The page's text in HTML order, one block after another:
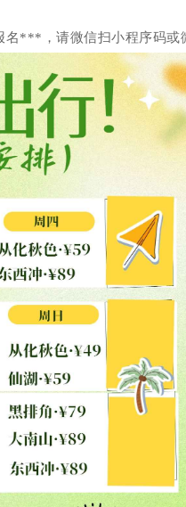
***，请微信扫小程序码或